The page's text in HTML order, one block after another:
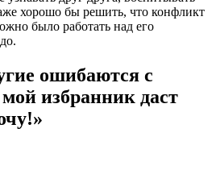
хорошо бы решить, что конфликт
было работать над его
ошибаются с
избранник даст